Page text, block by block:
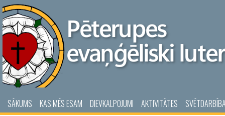
SĀKUMS KAS MĒS ESAM DIEVKALPOJUMI AKTIVITĀTES